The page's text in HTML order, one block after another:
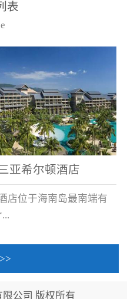
表
亚希尔顿酒店
店位于海南岛最南端有
中国的海岛天堂”之美称的
公司 版权所有